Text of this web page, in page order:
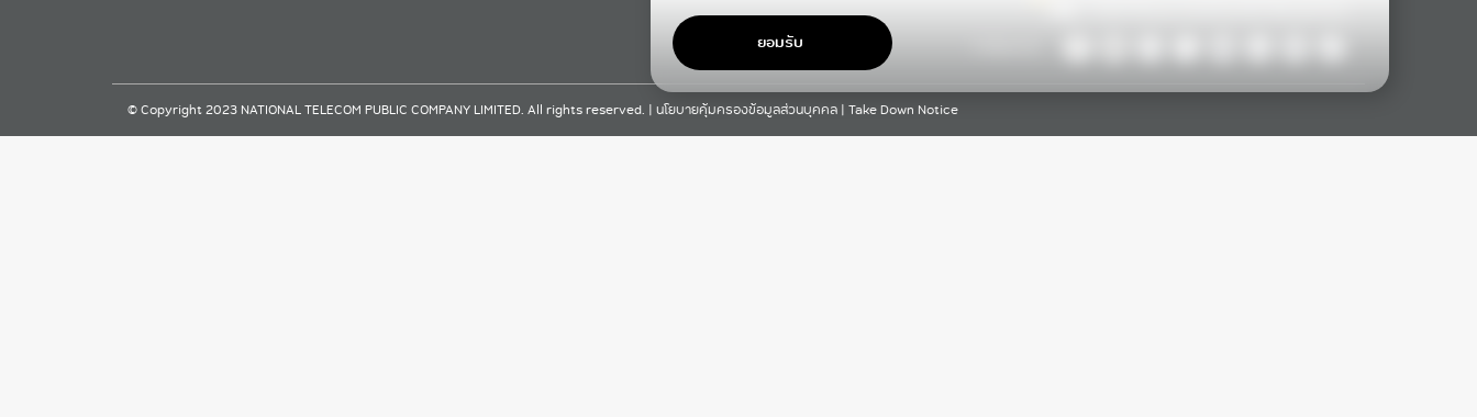
ยอมรับ
© Copyright 2023 NATIONAL TELECOM PUBLIC COMPANY LIMITED. All rights reserved. | นโยบายคุ้มครองข้อมูลส่วนบุคคล | Take Down Notice